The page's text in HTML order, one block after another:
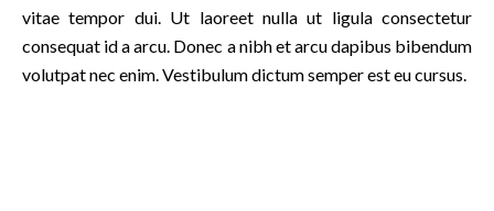
vitae tempor dui. Ut laoreet nulla ut ligula consectetur
consequat id a arcu. Donec a nibh et arcu dapibus bibendum
volutpat nec enim. Vestibulum dictum semper est eu cursus.